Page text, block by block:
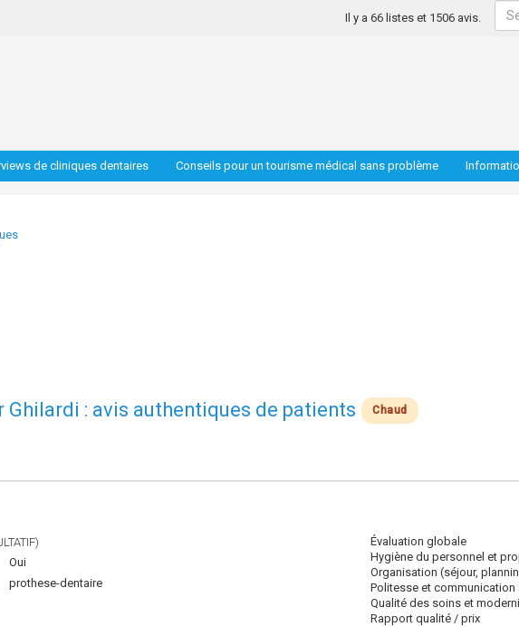
Il y a 66 listes et 1506 avis.
de cliniques dentaires Conseils pour un tourisme médical sans problème
Ghilardi : avis authentiques de patients Chaud
Évaluation globale
Hygiène du personnel et
Organisation (séjour,
Politesse et communication
Qualité des soins et
Rapport qualité / prix
Oui
prothese-dentaire